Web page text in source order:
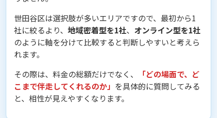
世田谷区は選択肢が多いエリアですので、最初から1
社に絞るより、 地域密着型を1社、 オンライン型を1社
のように軸を分けて比較すると判断しやすいと考えら
れます。
その際は、料金の総額だけでなく、
「どの場面で、ど
こまで伴走してくれるのか」 を具体的に質問してみる
と、相性が見えやすくなります。